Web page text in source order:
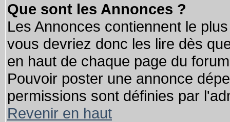
Que sont les Annonces ?
Les Annonces contiennent le
vous devriez donc les lire dès
en haut de chaque page du
Pouvoir poster une annonce
permissions sont définies par
Revenir en haut